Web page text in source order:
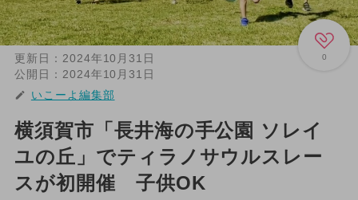
0
更新日： 2024年10月31日
公開日： 2024年10月31日
いこーよ編集部
横須賀市「長井海の手公園 ソレイ
ユの丘」でティラノサウルスレー
スが初開催 子供OK